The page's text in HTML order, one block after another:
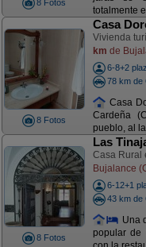
8 Fotos
totalmente
8 Fotos
Casa
Vivienda
km de
6-8+2
78 km de
Casa
Cardeña
pueblo, al
8 Fotos
Las
Casa Rural
Bujalance
6-12+1
43 km de
Una
popular de